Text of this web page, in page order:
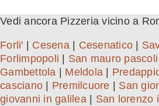
Vedi ancora Pizzeria vicino a
Forli' Cesena| Cesenatico
Forlimpopoli
San mauro pascoli
Gambettola
Meldola
casciano
Premilcuore San
giovanni in galilea| San lorenzo